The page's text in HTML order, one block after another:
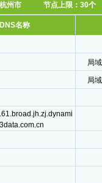
省杭州市 节点上限：
DNS名称
局
局